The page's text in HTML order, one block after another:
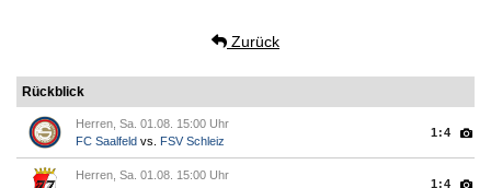
Zurück
Rückblick
Herren, Sa. 01.08. 15:00 Uhr
FC Saalfeld vs. FSV Schleiz
1:4
Herren, Sa. 01.08. 15:00 Uhr
1:4